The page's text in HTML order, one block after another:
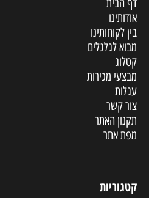
דף הבית
אודותינו
בין לקוחותינו
מבוא לגלגלים
קטלוג
מבצעי מכירות
עגלות
צור קשר
תקנון האתר
מפת אתר
קטגוריות